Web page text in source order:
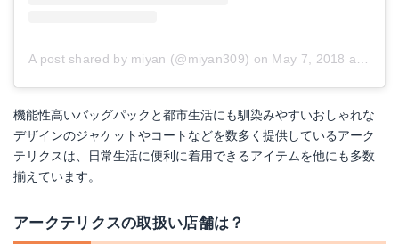
A post shared by miyan (@miyan309) on May 7, 2018 at 2:06am PDT
機能性高いバッグパックと都市生活にも馴染みやすいおしゃれな
デザインのジャケットやコートなどを数多く提供しているアーク
テリクスは、日常生活に便利に着用できるアイテムを他にも多数
揃えています。
アークテリクスの取扱い店舗は？